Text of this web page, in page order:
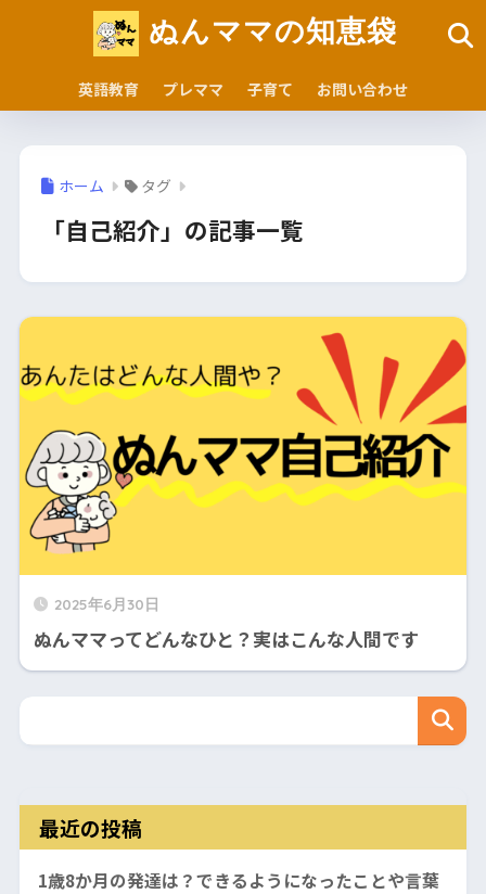
ぬんママの知恵袋
英語教育 プレママ 子育て お問い合わせ
ホーム タグ
「自己紹介」の記事一覧
2025年6月30日
ぬんママってどんなひと？実はこんな人間です
最近の投稿
1歳8か月の発達は？できるようになったことや言葉